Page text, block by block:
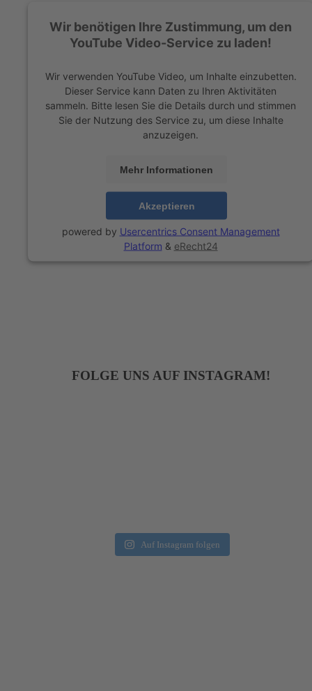
Wir benötigen Ihre Zustimmung, um den
YouTube Video-Service zu laden!
Wir verwenden YouTube Video, um Inhalte einzubetten.
Dieser Service kann Daten zu Ihren Aktivitäten
sammeln. Bitte lesen Sie die Details durch und stimmen
Sie der Nutzung des Service zu, um diese Inhalte
anzuzeigen.
Mehr Informationen
Akzeptieren
powered by Usercentrics Consent Management
Platform & eRecht24
FOLGE UNS AUF INSTAGRAM!
Auf Instagram folgen